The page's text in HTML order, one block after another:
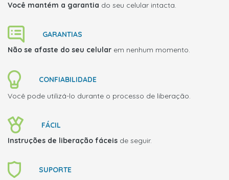
Você mantém a garantia do seu celular intacta.
GARANTIAS
Não se afaste do seu celular em nenhum momento.
CONFIABILIDADE
Você pode utilizá-lo durante o processo de liberação.
FÁCIL
Instruções de liberação fáceis de seguir.
SUPORTE